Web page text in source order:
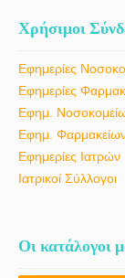
Χρήσιμοι
Εφημερίες
Εφημερίες
Εφημ.
Εφημ.
Εφημερίες Ιατρών
Ιατρικοί Σύλλογοι
Οι κατάλογοι